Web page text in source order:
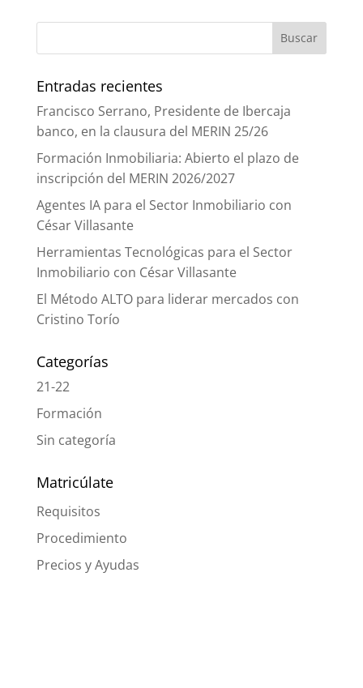
Entradas recientes
Francisco Serrano, Presidente de Ibercaja
banco, en la clausura del MERIN 25/26
Formación Inmobiliaria: Abierto el plazo de
inscripción del MERIN 2026/2027
Agentes IA para el Sector Inmobiliario con
César Villasante
Herramientas Tecnológicas para el Sector
Inmobiliario con César Villasante
El Método ALTO para liderar mercados con
Cristino Torío
Categorías
21-22
Formación
Sin categoría
Matricúlate
Requisitos
Procedimiento
Precios y Ayudas